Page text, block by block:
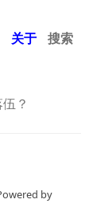
关于 搜索
？
by